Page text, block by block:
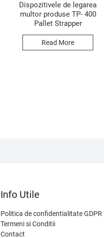
Dispozitivele de legarea
multor produse TP- 400
Pallet Strapper
Read More
Info Utile
Politica de confidentialitate GDPR
Termeni si Conditii
Contact